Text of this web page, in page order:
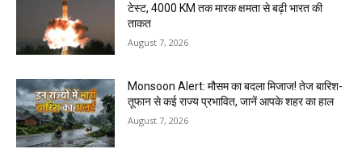
टेस्ट, 4000 KM तक मारक क्षमता से बढ़ी भारत की
ताकत
August 7, 2026
Monsoon Alert: मौसम का बदला मिजाज! तेज बारिश-
तूफान से कई राज्य प्रभावित, जानें आपके शहर का हाल
August 7, 2026